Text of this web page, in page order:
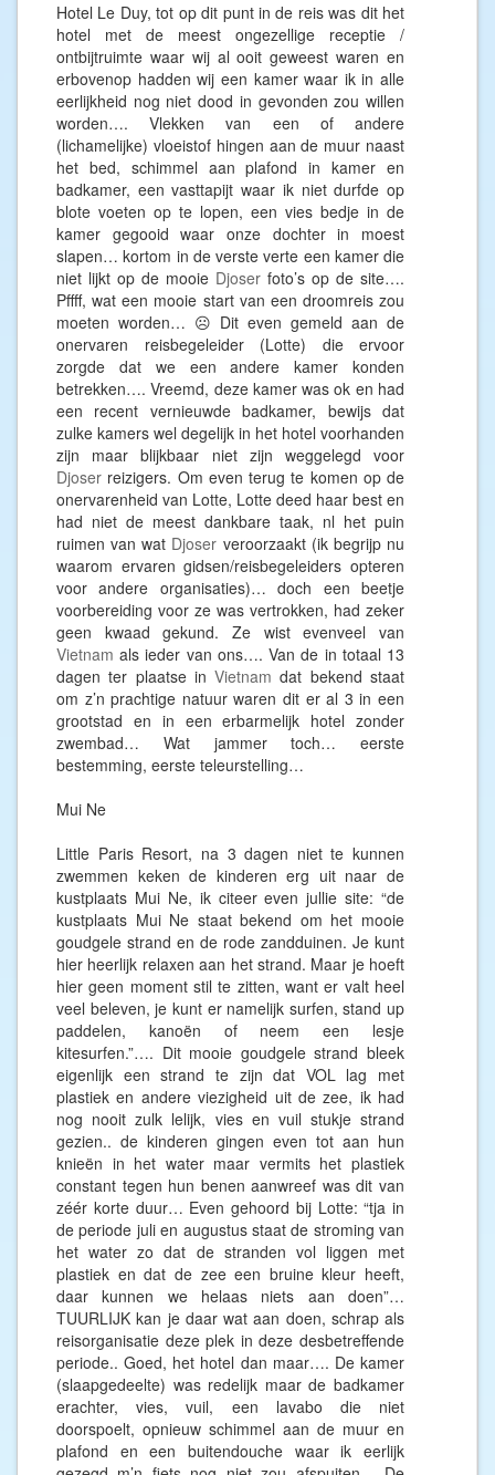
Hotel Le Duy, tot op dit punt in de reis was dit het
hotel met de meest ongezellige receptie /
ontbijtruimte waar wij al ooit geweest waren en
erbovenop hadden wij een kamer waar ik in alle
eerlijkheid nog niet dood in gevonden zou willen
worden…. Vlekken van een of andere
(lichamelijke) vloeistof hingen aan de muur naast
het bed, schimmel aan plafond in kamer en
badkamer, een vasttapijt waar ik niet durfde op
blote voeten op te lopen, een vies bedje in de
kamer gegooid waar onze dochter in moest
slapen… kortom in de verste verte een kamer die
niet lijkt op de mooie Djoser foto’s op de site….
Pffff, wat een mooie start van een droomreis zou
moeten worden… ☹ Dit even gemeld aan de
onervaren reisbegeleider (Lotte) die ervoor
zorgde dat we een andere kamer konden
betrekken…. Vreemd, deze kamer was ok en had
een recent vernieuwde badkamer, bewijs dat
zulke kamers wel degelijk in het hotel voorhanden
zijn maar blijkbaar niet zijn weggelegd voor
Djoser reizigers. Om even terug te komen op de
onervarenheid van Lotte, Lotte deed haar best en
had niet de meest dankbare taak, nl het puin
ruimen van wat Djoser veroorzaakt (ik begrijp nu
waarom ervaren gidsen/reisbegeleiders opteren
voor andere organisaties)… doch een beetje
voorbereiding voor ze was vertrokken, had zeker
geen kwaad gekund. Ze wist evenveel van
Vietnam als ieder van ons…. Van de in totaal 13
dagen ter plaatse inVietnam dat bekend staat
om z’n prachtige natuur waren dit er al 3 in een
grootstad en in een erbarmelijk hotel zonder
zwembad… Wat jammer toch… eerste
bestemming, eerste teleurstelling…
Mui Ne
Little Paris Resort, na 3 dagen niet te kunnen
zwemmen keken de kinderen erg uit naar de
kustplaats Mui Ne, ik citeer even jullie site: “de
kustplaats Mui Ne staat bekend om het mooie
goudgele strand en de rode zandduinen. Je kunt
hier heerlijk relaxen aan het strand. Maar je hoeft
hier geen moment stil te zitten, want er valt heel
veel beleven, je kunt er namelijk surfen, stand up
paddelen, kanoën of neem een lesje
kitesurfen.”…. Dit mooie goudgele strand bleek
eigenlijk een strand te zijn dat VOL lag met
plastiek en andere viezigheid uit de zee, ik had
nog nooit zulk lelijk, vies en vuil stukje strand
gezien.. de kinderen gingen even tot aan hun
knieën in het water maar vermits het plastiek
constant tegen hun benen aanwreef was dit van
zéér korte duur… Even gehoord bij Lotte: “tja in
de periode juli en augustus staat de stroming van
het water zo dat de stranden vol liggen met
plastiek en dat de zee een bruine kleur heeft,
daar kunnen we helaas niets aan doen”…
TUURLIJK kan je daar wat aan doen, schrap als
reisorganisatie deze plek in deze desbetreffende
periode.. Goed, het hotel dan maar…. De kamer
(slaapgedeelte) was redelijk maar de badkamer
erachter, vies, vuil, een lavabo die niet
doorspoelt, opnieuw schimmel aan de muur en
plafond en een buitendouche waar ik eerlijk